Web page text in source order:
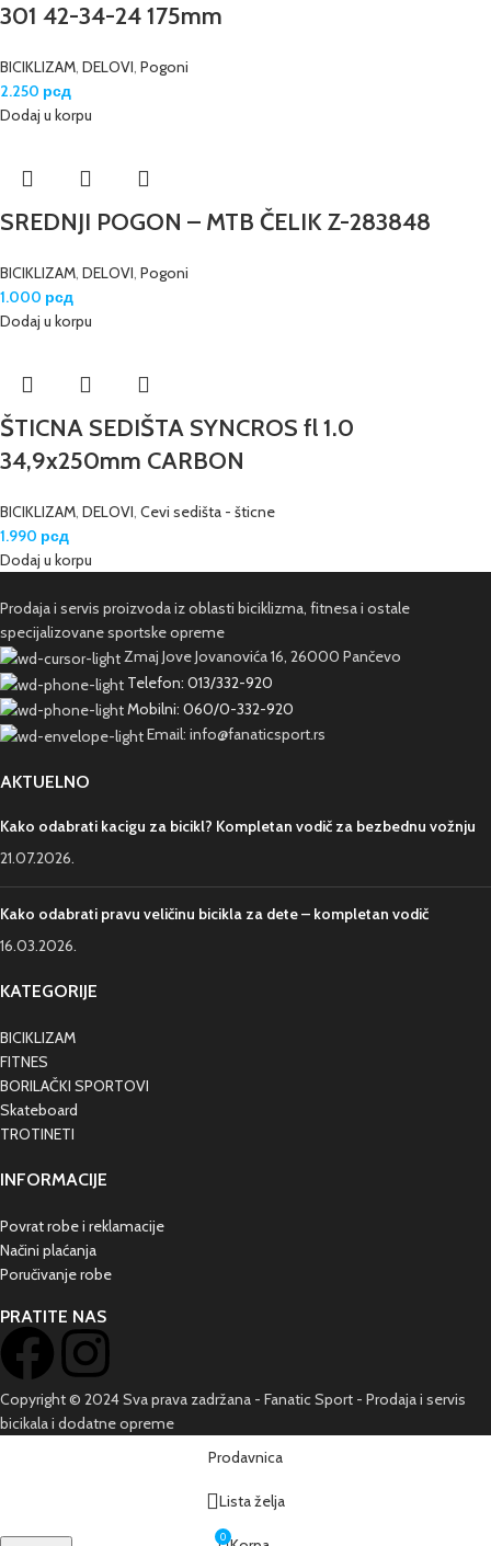
301 42-34-24 175mm
BICIKLIZAM, DELOVI, Pogoni
2.250 рсд
Dodaj u korpu
SREDNJI POGON – MTB ČELIK Z-283848
BICIKLIZAM, DELOVI, Pogoni
1.000 рсд
Dodaj u korpu
ŠTICNA SEDIŠTA SYNCROS fl 1.0
34,9x250mm CARBON
BICIKLIZAM, DELOVI, Cevi sedišta - šticne
1.990 рсд
Dodaj u korpu
Prodaja i servis proizvoda iz oblasti biciklizma, fitnesa i ostale
specijalizovane sportske opreme
Zmaj Jove Jovanovića 16, 26000 Pančevo
Telefon: 013/332-920
Mobilni: 060/0-332-920
Email: info@fanaticsport.rs
AKTUELNO
Kako odabrati kacigu za bicikl? Kompletan vodič za bezbednu vožnju
21.07.2026.
Kako odabrati pravu veličinu bicikla za dete – kompletan vodič
16.03.2026.
KATEGORIJE
BICIKLIZAM
FITNES
BORILAČKI SPORTOVI
Skateboard
TROTINETI
INFORMACIJE
Povrat robe i reklamacije
Načini plaćanja
Poručivanje robe
PRATITE NAS
Copyright © 2024 Sva prava zadržana - Fanatic Sport - Prodaja i servis
bicikala i dodatne opreme
Prodavnica
Lista želja
0